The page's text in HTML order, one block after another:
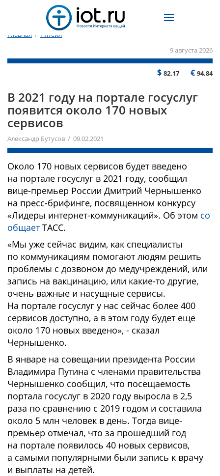
Главная / Ритейл
9 августа 2026
$ 82.17 € 94.84
В 2021 году на портале госуслуг
появится около 170 новых
сервисов
Александр Бутусов / 09.02.2021
Около 170 новых сервисов будет введено
на портале госуслуг в 2021 году, сообщил
вице-премьер России Дмитрий Чернышенко
на пресс-брифинге, посвященном конкурсу
«Лидеры интернет-коммуникаций». Об этом со
общает ТАСС.
«Мы уже сейчас видим, как специалисты
по коммуникациям помогают людям решить
проблемы с дозвоном до медучреждений, или
запись на вакцинацию, или какие-то другие,
очень важные и насущные сервисы.
На портале госуслуг у нас сейчас более 400
сервисов доступно, а в этом году будет еще
около 170 новых введено», - сказал
Чернышенко.
В январе на совещании президента России
Владимира Путина с членами правительства
Чернышенко сообщил, что посещаемость
портала госуслуг в 2020 году выросла в 2,5
раза по сравнению с 2019 годом и составила
около 5 млн человек в день. Тогда вице-
премьер отмечал, что за прошедший год
на портале появилось 40 новых сервисов,
а самыми популярными были запись к врачу
и выплаты на детей.